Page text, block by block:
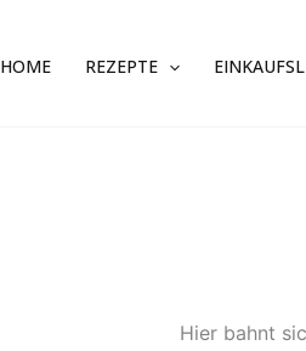
HOME REZEPTE
Hier bahnt